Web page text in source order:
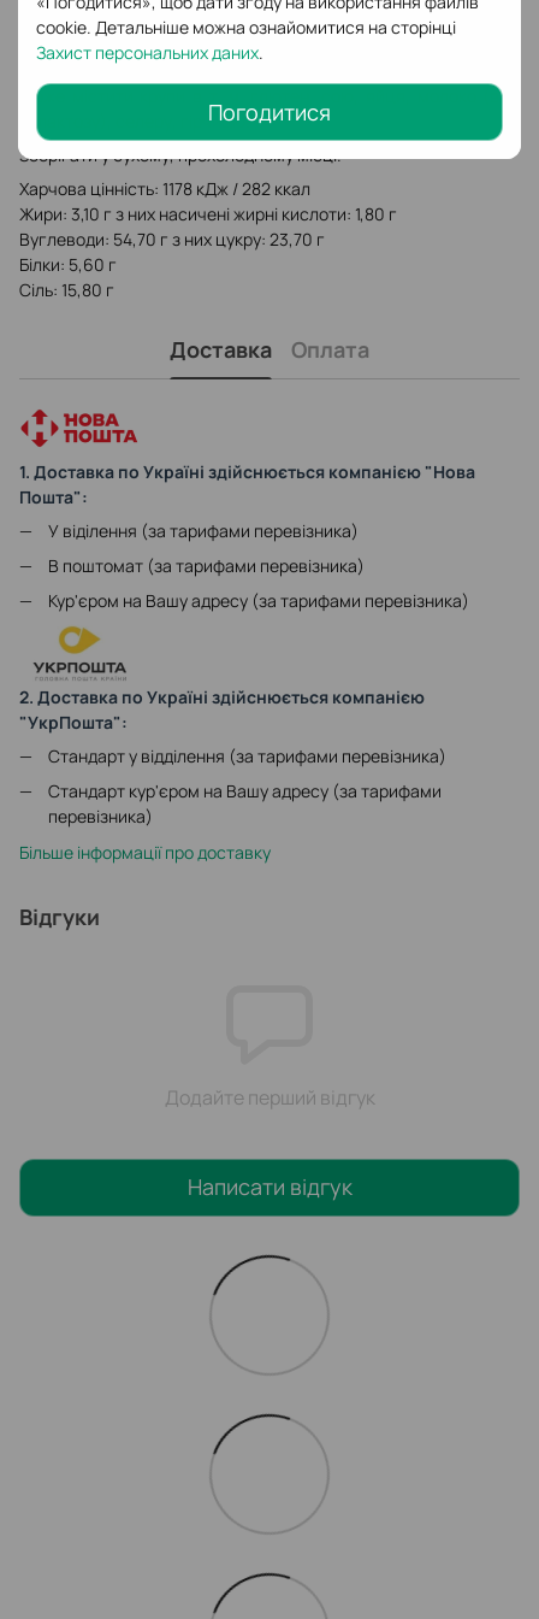
cookie. Детальніше можна ознайомитися на сторінці
Захист персональних даних.
Погодитися
петрушка, базилік, сухий концентрат соку червоного
буряка, регулятор кислотності, лимонна кислота, барвник,
аміачна карамель, антизлежувач Е551, Е 341.
Може містити крупи в т. ч. глютен, сою, яйця, молоко (в т.
ч. лактозу), селеру, гірчицю.
Зберігати у сухому, прохолодному місці.
Харчова цінність: 1178 кДж / 282 ккал
Жири: 3,10 г з них насичені жирні кислоти: 1,80 г
Вуглеводи: 54,70 г з них цукру: 23,70 г
Білки: 5,60 г
Сіль: 15,80 г
Доставка Оплата
1. Доставка по Україні здійснюється компанією "Нова
Пошта":
У віділення (за тарифами перевізника)
В поштомат (за тарифами перевізника)
Кур'єром на Вашу адресу (за тарифами перевізника)
2. Доставка по Україні здійснюється компанією
"УкрПошта":
Стандарт у відділення (за тарифами перевізника)
Стандарт кур'єром на Вашу адресу (за тарифами
перевізника)
Більше інформації про доставку
Відгуки
Додайте перший відгук
Написати відгук